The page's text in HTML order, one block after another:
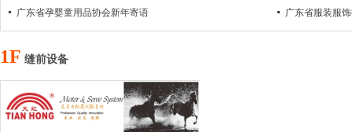
广东省孕婴童用品协会新年寄语
广东省服装服
1F 缝前设备